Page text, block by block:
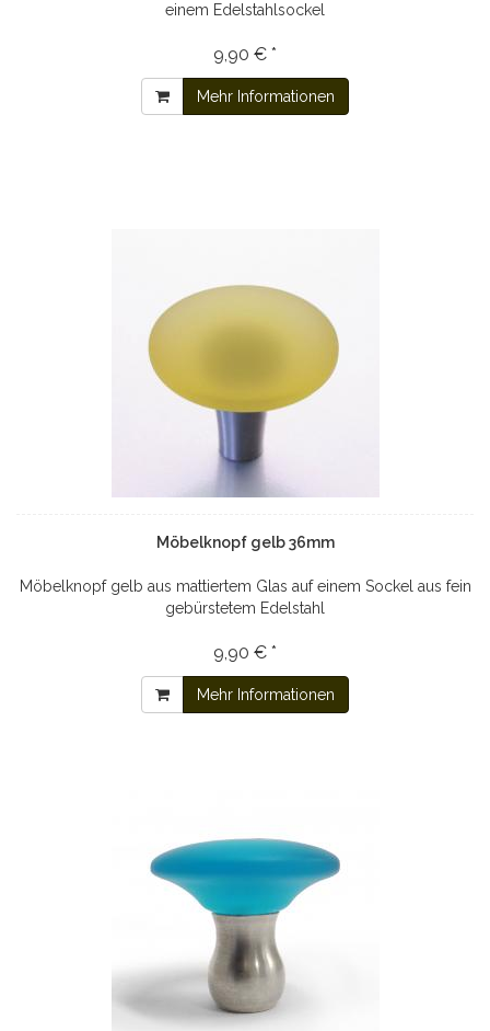
einem Edelstahlsockel
9,90 € *
Mehr Informationen
Möbelknopf gelb 36mm
Möbelknopf gelb aus mattiertem Glas auf einem Sockel aus fein
gebürstetem Edelstahl
9,90 € *
Mehr Informationen